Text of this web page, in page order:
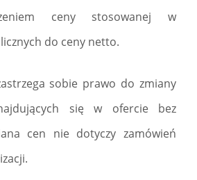
ceny stosowanej w
do ceny netto.
sobie prawo do zmiany
się w ofercie bez
cen nie dotyczy zamówień